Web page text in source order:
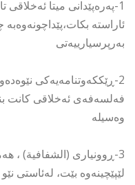
1-پەرەپێدانی میتا ئەخلاقی
ئاراستە
بەرپرسیارییەتی
2-ڕێککەوتنامەیەکی
فەلسەفەی ئەخلاقی کانت
وەسیلە
3-ڕوونیاری (الشفافية) ،
لێپێچینەوە بێت، لەئاستی